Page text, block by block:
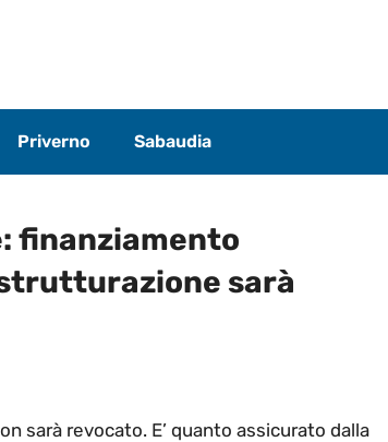
Priverno Sabaudia
finanziamento
sarà
sarà revocato. E’ quanto assicurato dalla